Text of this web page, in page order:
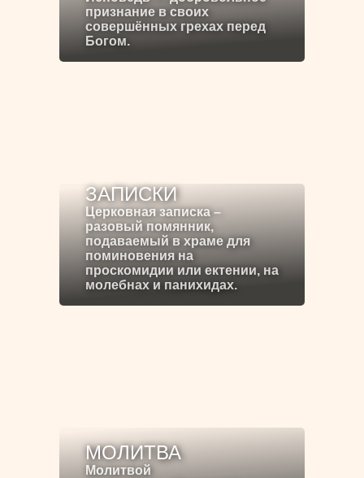
признание в своих
совершённых грехах перед
Богом.
ЗАПИСКИ
Церковная записка –
разовый помянник,
подаваемый в храме для
поминовения на
проскомидии или ектении, на
молебнах и панихидах.
МОЛИТВА
Молитвой